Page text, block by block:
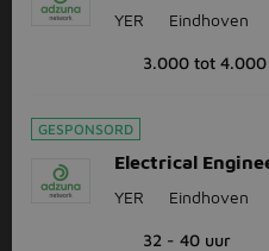
YER Eindhoven
3.000 tot 4.000
GESPONSORD
Electrical
YER Eindhoven
32 - 40 uur